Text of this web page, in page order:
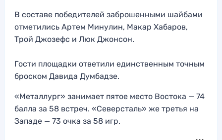
В составе победителей заброшенными шайбами
отметились Артем Минулин, Макар Хабаров,
Трой Джозефс и Люк Джонсон.
Гости площадки ответили единственным точным
броском Давида Думбадзе.
«Металлург» занимает пятое место Востока — 74
балла за 58 встреч. «Северсталь» же третья на
Западе — 73 очка за 58 игр.